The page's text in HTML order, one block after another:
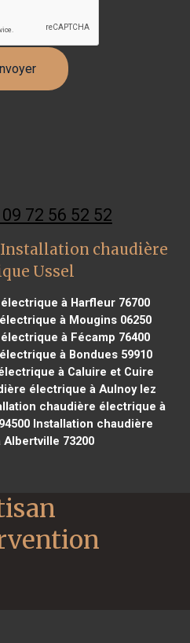
72 56 52 52
chaudière
Ussel
à Harfleur 76700
à Mougins 06250
à Fécamp 76400
à Bondues 59910
à Caluire et Cuire
électrique à Aulnoy lez
chaudière électrique à
Installation chaudière
73200